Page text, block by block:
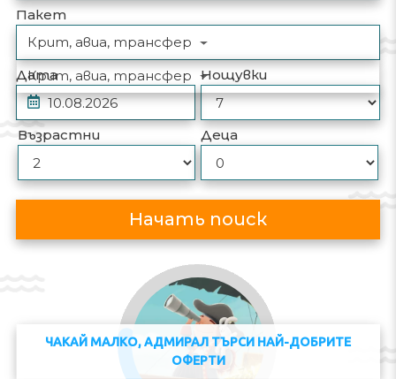
Пакет
Крит, авиа, трансфер
Крит, авиа, трансфер
Дата Нощувки
Възрастни Деца
Начать поиск
ЧАКАЙ МАЛКО, АДМИРАЛ ТЪРСИ НАЙ-ДОБРИТЕ
ОФЕРТИ